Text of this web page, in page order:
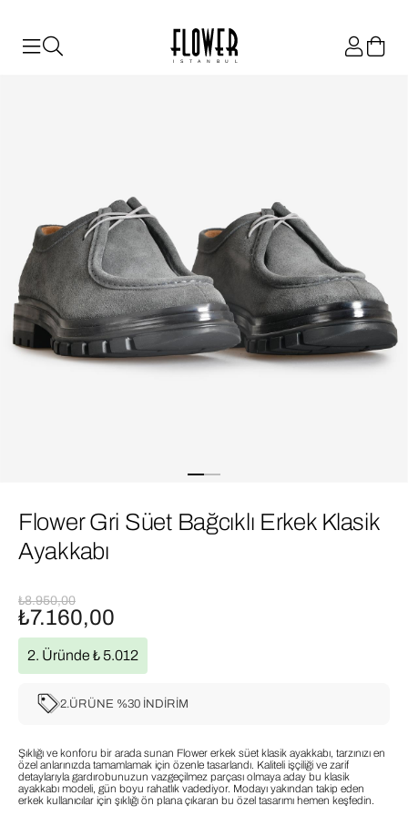
ISTANBUL
Flower Gri Süet Bağcıklı Erkek Klasik
Ayakkabı
₺8.950,00
₺7.160,00
2.ÜRÜNE %30 İNDİRİM
2. Üründe ₺ 5.012
Şıklığı ve konforu bir arada sunan Flower erkek süet klasik ayakkabı, tarzınızı en
özel anlarınızda tamamlamak için özenle tasarlandı. Kaliteli işçiliği ve zarif
detaylarıyla gardırobunuzun vazgeçilmez parçası olmaya aday bu klasik
ayakkabı modeli, gün boyu rahatlık vadediyor. Modayı yakından takip eden
erkek kullanıcılar için şıklığı ön plana çıkaran bu özel tasarımı hemen keşfedin.